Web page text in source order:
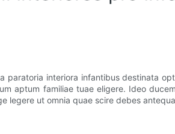
paratoria interiora infantibus destinata
aptum familiae tuae eligere. Ideo
legere ut omnia quae scire debes